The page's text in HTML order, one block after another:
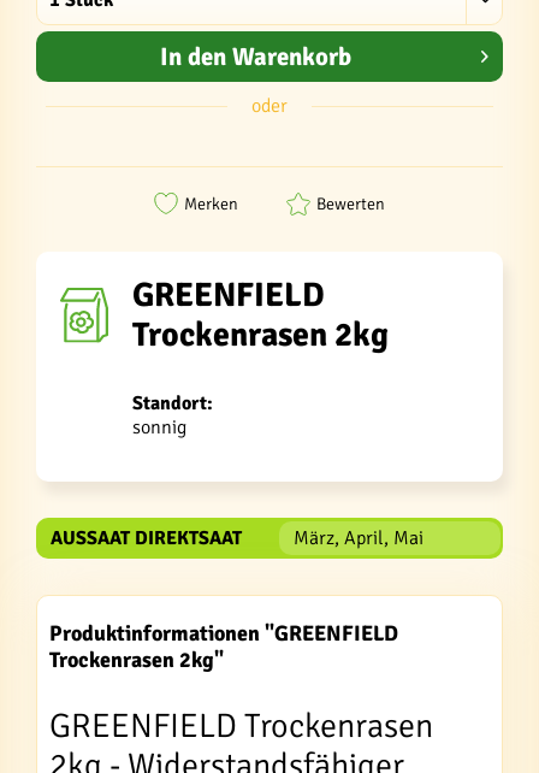
In den Warenkorb
oder
Merken Bewerten
GREENFIELD
Trockenrasen 2kg
Standort:
sonnig
AUSSAAT DIREKTSAAT März, April, Mai
Produktinformationen "GREENFIELD
Trockenrasen 2kg"
GREENFIELD Trockenrasen